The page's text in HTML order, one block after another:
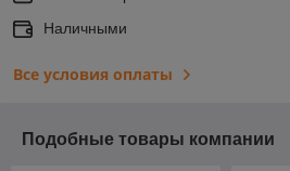
Наличными
Все условия оплаты
Подобные товары компании